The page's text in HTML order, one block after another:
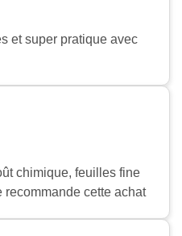
et super pratique avec
chimique, feuilles fine
recommande cette achat